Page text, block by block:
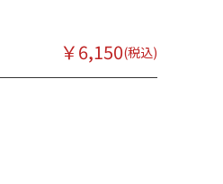
￥6,150